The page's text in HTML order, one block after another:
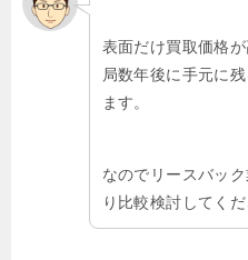
表面だけ買取価格
局数年後に手元に
ます。
なのでリースバッ
り比較検討してくだ